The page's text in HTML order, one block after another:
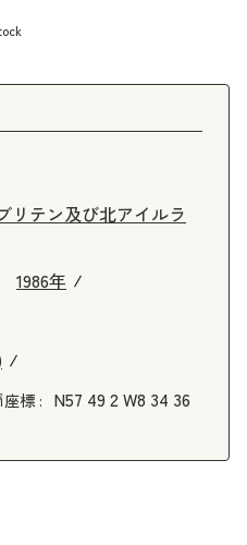
リテン及び北アイルラ
1986年
座標 : N57 49 2 W8 34 36